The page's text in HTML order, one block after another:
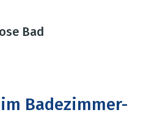
Bad
Badezimmer-